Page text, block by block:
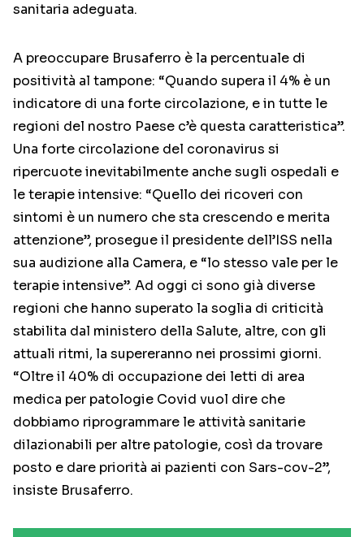
sanitaria adeguata.
A preoccupare Brusaferro è la percentuale di
positività al tampone: “Quando supera il 4% è un
indicatore di una forte circolazione, e in tutte le
regioni del nostro Paese c’è questa caratteristica”.
Una forte circolazione del coronavirus si
ripercuote inevitabilmente anche sugli ospedali e
le terapie intensive: “Quello dei ricoveri con
sintomi è un numero che sta crescendo e merita
attenzione”, prosegue il presidente dell’ISS nella
sua audizione alla Camera, e “lo stesso vale per le
terapie intensive”. Ad oggi ci sono già diverse
regioni che hanno superato la soglia di criticità
stabilita dal ministero della Salute, altre, con gli
attuali ritmi, la supereranno nei prossimi giorni.
“Oltre il 40% di occupazione dei letti di area
medica per patologie Covid vuol dire che
dobbiamo riprogrammare le attività sanitarie
dilazionabili per altre patologie, così da trovare
posto e dare priorità ai pazienti con Sars-cov-2”,
insiste Brusaferro.